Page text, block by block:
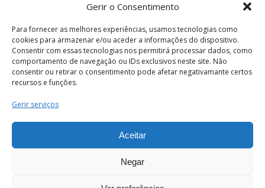
Gerir o Consentimento
Para fornecer as melhores experiências, usamos tecnologias como
cookies para armazenar e/ou aceder a informações do dispositivo.
Consentir com essas tecnologias nos permitirá processar dados, como
comportamento de navegação ou IDs exclusivos neste site. Não
consentir ou retirar o consentimento pode afetar negativamante certos
recursos e funções.
Gerir serviços
Aceitar
Negar
Termos e Condições
os direitos reservados.